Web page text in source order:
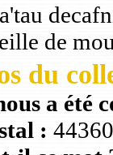
de
du
a été
: